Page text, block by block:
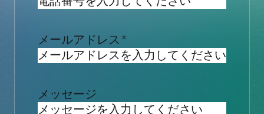
メールアドレス*
メッセージ